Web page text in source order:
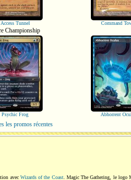
Access Tunnel Command
Championship
Psychic Frog Abhorrent
les promos récentes
avec Wizards of the Coast. Magic The Gathering, le logo